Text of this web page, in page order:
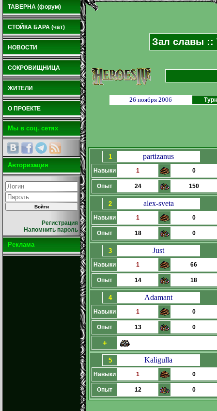
ТАВЕРНА (форум)
СТОЙКА БАРА (чат)
НОВОСТИ
СОКРОВИЩНИЦА
ЖИТЕЛИ
О ПРОЕКТЕ
Мы в соц. сетях
Авторизация
Регистрация
Напомнить пароль
Реклама
Зал славы ::
26 ноября 2006
1 partizanus
Навыки 1 0
Опыт 24 150
2 alex-sveta
Навыки 1 0
Опыт 18 0
3 Just
Навыки 1 66
Опыт 14 18
4 Adamant
Навыки 1 0
Опыт 13 0
+
5 Kaligulla
Навыки 1 0
Опыт 12 0